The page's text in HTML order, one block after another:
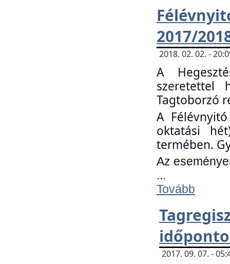
2017/
2018. 02. 02. -
A
szeretettel
Tagtoborzó
A
oktatási
termében.
Az
...
Tovább
2017. 09. 07. -